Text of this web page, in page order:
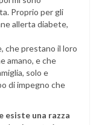
Proprio per gli
allerta diabete,
che prestano il loro
amano, e che
solo e
di impegno che
esiste una razza